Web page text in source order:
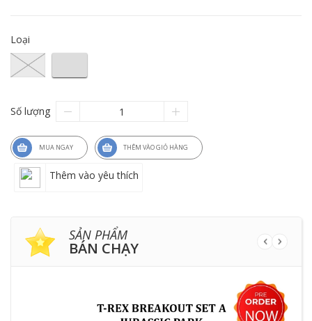
Loại
Số lượng
MUA NGAY THÊM VÀO GIỎ HÀNG
Thêm vào yêu thích
SẢN PHẨM
BÁN CHẠY